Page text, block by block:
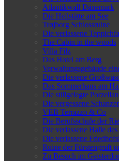
Atlantikwall Dänemark
Die Heilstätte am See
Trøjborg Schlossruine
Die verlassene
The Cabin in the woods
Villa Filz
Das Hotel am Berg
Verwaltungsgebäude
Die verlassene
Das Sommerhaus am
Die stillgelegte
Die vergessene
VEB Terrazzo & Co
Die Berufsschule der
Die verlassene Halle
Die verlassene
Ruine der Fürstengruft
Zu Besuch im